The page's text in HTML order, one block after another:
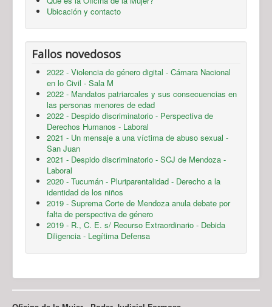
Ubicación y contacto
Fallos novedosos
2022 - Violencia de género digital - Cámara Nacional
en lo Civil - Sala M
2022 - Mandatos patriarcales y sus consecuencias en
las personas menores de edad
2022 - Despido discriminatorio - Perspectiva de
Derechos Humanos - Laboral
2021 - Un mensaje a una víctima de abuso sexual -
San Juan
2021 - Despido discriminatorio - SCJ de Mendoza -
Laboral
2020 - Tucumán - Pluriparentalidad - Derecho a la
identidad de los niños
2019 - Suprema Corte de Mendoza anula debate por
falta de perspectiva de género
2019 - R., C. E. s/ Recurso Extraordinario - Debida
Diligencia - Legítima Defensa